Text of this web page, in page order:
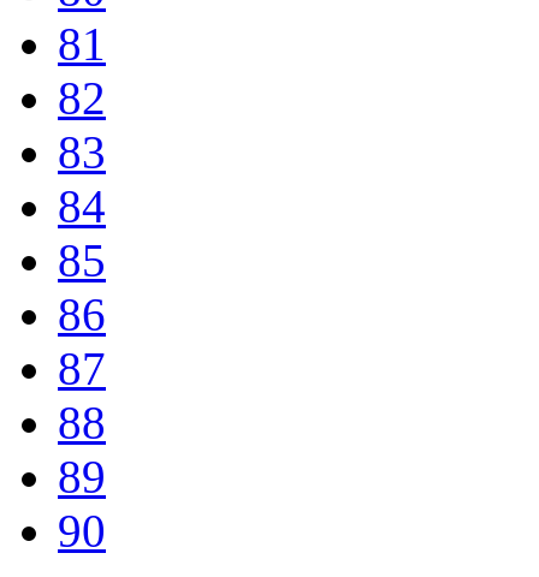
81
82
83
84
85
86
87
88
89
90